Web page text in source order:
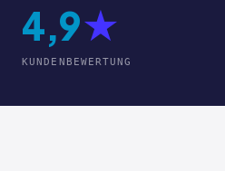
4,9★
KUNDENBEWERTUNG